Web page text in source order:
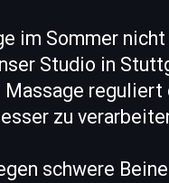
im Sommer nicht
Studio in
Massage
zu
schwere